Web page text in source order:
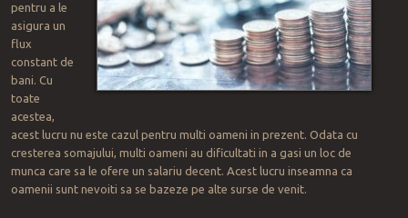
pentru a le
asigura un
flux
constant de
bani. Cu
toate
acestea,
acest lucru nu este cazul pentru multi oameni in prezent. Odata cu
cresterea somajului, multi oameni au dificultati in a gasi un loc de
munca care sa le ofere un salariu decent. Acest lucru inseamna ca
oamenii sunt nevoiti sa se bazeze pe alte surse de venit.